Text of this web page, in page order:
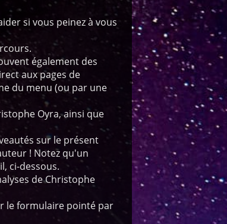
si vous peinez à vous
également des
aux pages de
du menu (ou par une
Oyra, ainsi que
sur le présent
! Notez qu'un
ci-dessous.
de Christophe
le formulaire pointé par